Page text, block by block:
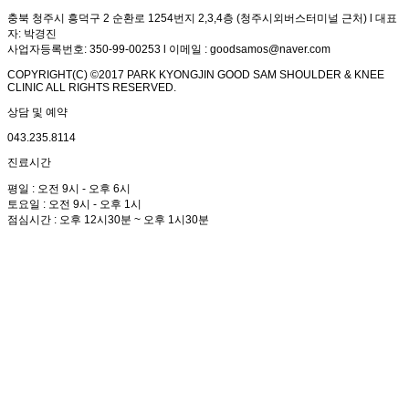
충북 청주시 흥덕구 2 순환로 1254번지 2,3,4층 (청주시외버스터미널 근처) l 대표
자: 박경진
사업자등록번호: 350-99-00253 l 이메일 : goodsamos@naver.com
COPYRIGHT(C) ©2017 PARK KYONGJIN GOOD SAM SHOULDER & KNEE
CLINIC ALL RIGHTS RESERVED.
상담 및 예약
043.235.8114
진료시간
평일 : 오전 9시 - 오후 6시
토요일 : 오전 9시 - 오후 1시
점심시간 : 오후 12시30분 ~ 오후 1시30분